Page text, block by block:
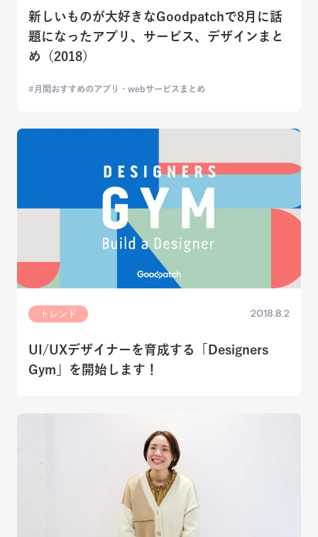
新しいものが大好きなGoodpatchで8月に話
題になったアプリ、サービス、デザインまと
め（2018）
月間おすすめのアプリ・webサービスまとめ
トレンド 2018.8.2
UI/UXデザイナーを育成する「Designers
Gym」を開始します！